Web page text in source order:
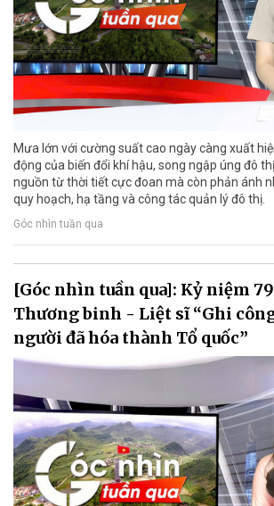
Mưa lớn với cường suất cao ngày càng xuất
động của biến đổi khí hậu, song ngập úng đô
nguồn từ thời tiết cực đoan mà còn phản ánh
quy hoạch, hạ tầng và công tác quản lý đô thị.
Góc nhìn tuần qua
[Góc nhìn tuần qua]: Kỷ niệm
Thương binh - Liệt sĩ “Ghi
người đã hóa thành Tổ quốc”